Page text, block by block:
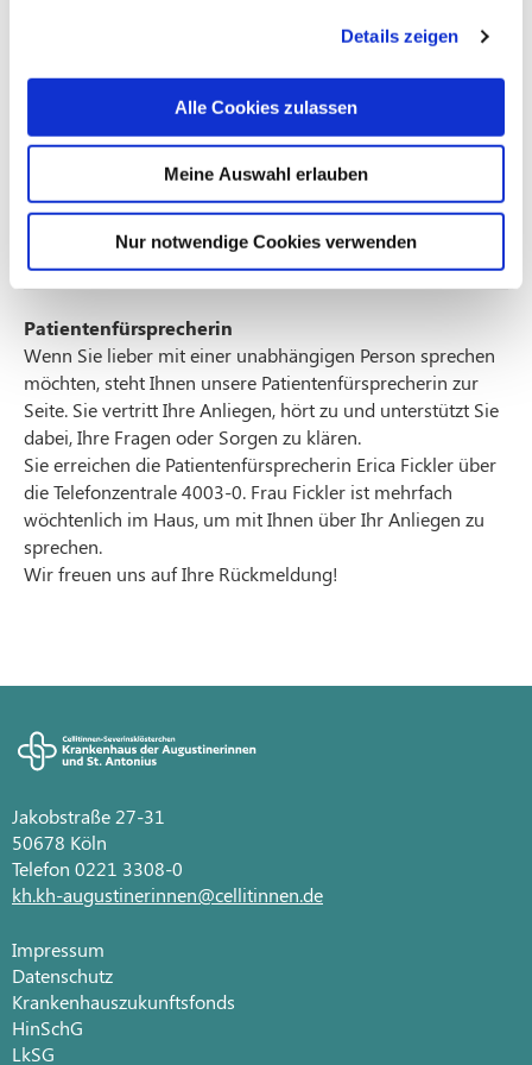
Details zeigen
Alle Cookies zulassen
Meine Auswahl erlauben
Nur notwendige Cookies verwenden
dann erreichen Sie das Qualitäts- und Risikomanagement
Zur Bearbeitung der Beschwerde holen wir alle
notwendigen Informationen ein, hierzu kann es auch
erforderlich sein, Ihre Gesundheitsdaten einzusehen. Wenn
Sie hiermit nicht einverstanden sind, teilen Sie uns dies
bitte mit. Sie können Ihr Einverständnis mit Wirkung für
die Zukunft jederzeit widerrufen.
Patientenfürsprecherin
Wenn Sie lieber mit einer unabhängigen Person sprechen
möchten, steht Ihnen unsere Patientenfürsprecherin zur
Seite. Sie vertritt Ihre Anliegen, hört zu und unterstützt Sie
dabei, Ihre Fragen oder Sorgen zu klären.
Sie erreichen die Patientenfürsprecherin Erica Fickler über
die Telefonzentrale 4003-0. Frau Fickler ist mehrfach
wöchtenlich im Haus, um mit Ihnen über Ihr Anliegen zu
sprechen.
Wir freuen uns auf Ihre Rückmeldung!
Jakobstraße 27-31
50678 Köln
Telefon 0221 3308-0
kh.kh-augustinerinnen@cellitinnen.de
Impressum
Datenschutz
Krankenhauszukunftsfonds
HinSchG
LkSG